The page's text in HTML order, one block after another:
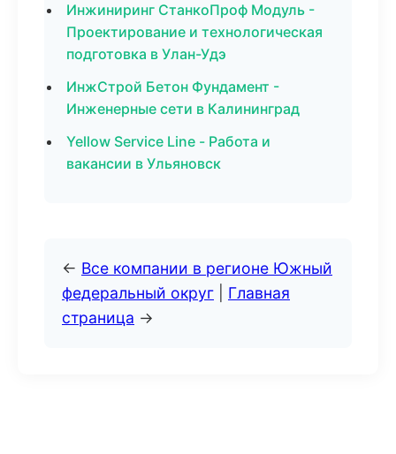
Инжиниринг СтанкоПроф Модуль -
Проектирование и технологическая
подготовка в Улан-Удэ
ИнжСтрой Бетон Фундамент -
Инженерные сети в Калининград
Yellow Service Line - Работа и
вакансии в Ульяновск
← Все компании в регионе Южный
федеральный округ
Главная
страница →